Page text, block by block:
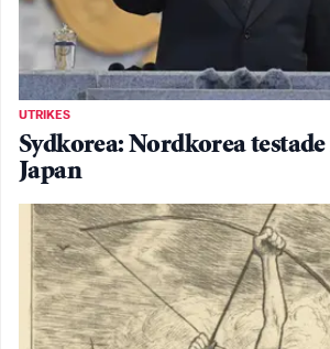
UTRIKES
Sydkorea: Nordkorea
Japan